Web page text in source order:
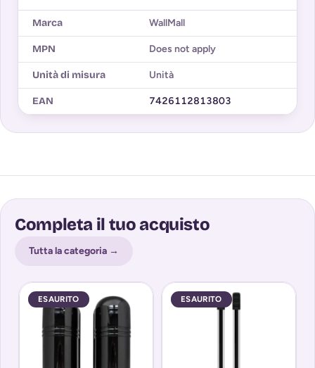
Marca WallMall
MPN Does not apply
Unità di misura Unità
EAN 7426112813803
Completa il tuo acquisto
Tutta la categoria →
ESAURITO ESAURITO